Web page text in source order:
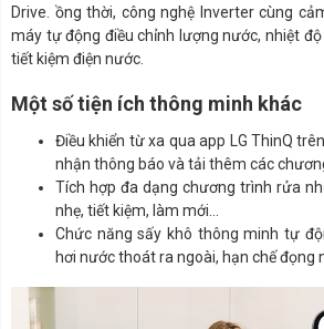
Drive. ồng thời, công nghệ Inverter cùng
máy tự động điều chỉnh lượng nước, nhiệt
tiết kiệm điện nước.
Một số tiện ích thông minh khác
Điều khiển từ xa qua app LG ThinQ
nhận thông báo và tải thêm các
Tích hợp đa dạng chương trình rửa
nhẹ, tiết kiệm, làm mới...
Chức năng sấy khô thông minh tự
hơi nước thoát ra ngoài, hạn chế đọng